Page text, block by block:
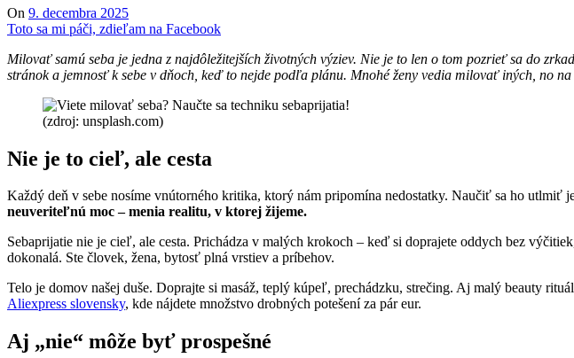
On 9. decembra 2025
Toto sa mi páči, zdieľam na Facebook
Milovať samú seba je jedna z najdôležitejších životných výziev. Nie je to len o tom pozrieť sa do
stránok a jemnosť k sebe v dňoch, keď to nejde podľa plánu. Mnohé ženy vedia milovať iných, no
(zdroj: unsplash.com)
Nie je to cieľ, ale cesta
Každý deň v sebe nosíme vnútorného kritika, ktorý nám pripomína nedostatky. Naučiť sa ho utlmiť
neuveriteľnú moc – menia realitu, v ktorej žijeme.
Sebaprijatie nie je cieľ, ale cesta. Prichádza v malých krokoch – keď si doprajete oddych bez
dokonalá. Ste človek, žena, bytosť plná vrstiev a príbehov.
Telo je domov našej duše. Doprajte si masáž, teplý kúpeľ, prechádzku, strečing. Aj malý beauty
Aliexpress slovensky, kde nájdete množstvo drobných potešení za pár eur.
Aj „nie“ môže byť prospešné